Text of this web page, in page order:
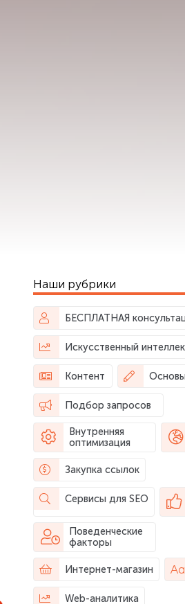
Наши рубрики
БЕСПЛАТНАЯ
Внутренняя
оптимизация
Подбор запросов
Контент
Закупка ссылок
Поведенческие
факторы
Сервисы для SEO
Интернет-магазин
Web-аналитика
Искусственный